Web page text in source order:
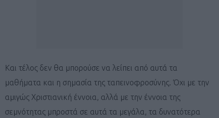
Και τέλος δεν θα μπορούσε να λείπει από αυτά τα
μαθήματα και η σημασία της ταπεινοφροσύνης. Όχι με την
αμιγώς Χριστιανική έννοια, αλλά με την έννοια της
σεμνότητας μπροστά σε αυτά τα μεγάλα, τα δυνατότερα